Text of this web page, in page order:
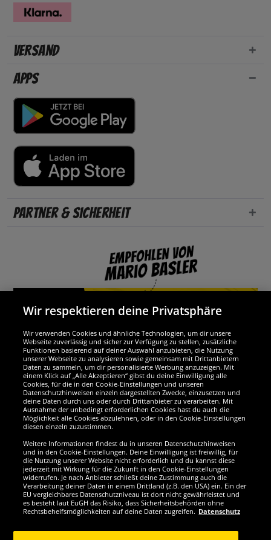
Versand
Apps
Partner & Sicherheit
Wir sind ausgezeichnet
Wir respektieren deine Privatsphäre
Wir verwenden Cookies und ähnliche Technologien, um dir unsere
Webseite zuverlässig und sicher zur Verfügung zu stellen, zusätzliche
Funktionen basierend auf deiner Auswahl anzubieten, die Nutzung
unserer Webseite zu analysieren sowie gemeinsam mit Drittanbietern
Daten zu sammeln, um dir personalisierte Werbung anzuzeigen. Mit
einem Klick auf „Alle Akzeptieren“ gibst du deine Einwilligung alle
Cookies, für die in den Cookie-Einstellungen und unseren
Datenschutzhinweisen einzeln dargestellten Zwecke, einzusetzen und
deine Daten durch uns oder durch Drittanbieter zu verarbeiten. Mit
Ausnahme der unbedingt erforderlichen Cookies hast du auch die
Möglichkeit alle Cookies abzulehnen, oder in den Cookie-Einstellungen
diesen einzeln zuzustimmen.
Weitere Informationen findest du in unseren Datenschutzhinweisen
und in den Cookie-Einstellungen. Deine Einwilligung ist freiwillig, für
die Nutzung unserer Website nicht erforderlich und du kannst diese
jederzeit mit Wirkung für die Zukunft in den Cookie-Einstellungen
widerrufen. Je nach Anbieter schließt deine Zustimmung auch die
Verarbeitung deiner Daten in einem Drittland (z.B. den USA) ein. Ein der
EU vergleichbares Datenschutzniveau ist dort nicht gewährleistet und
es besteht laut EuGH das Risiko, dass Sicherheitsbehörden ohne
Rechtsbehelfsmöglichkeiten auf deine Daten zugreifen. Datenschutz